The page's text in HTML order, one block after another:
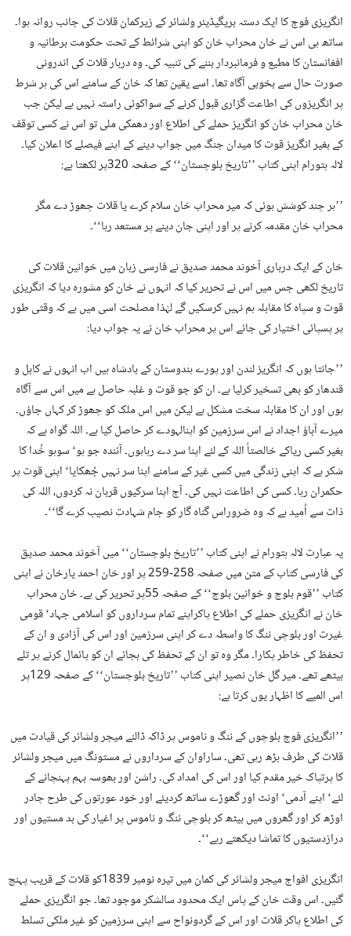
انگریزی فوج کا ایک دستہ بریگیڈیئر ولشائر کے زیرکمان قلات کی جانب روانہ ہوا۔
ساتھ ہی اس نے خان محراب خان کو اپنی شرائط کے تحت حکومت برطانیہ و
افغانستان کا مطیع و فرمانبردار بننے کی تنبیہ کی۔ وہ دربار قلات کی اندرونی
صورت حال سے بخوبی آگاہ تھا۔ اسے یقین تھا کہ خان کے سامنے اس کی ہر شرط
پر انگریزوں کی اطاعت گزاری قبول کرنے کے سواکوئی راستہ نہیں ہے لیکن جب
خان محراب خان کو انگریز حملے کی اطلاع اور دھمکی ملی تو اس نے کسی توقف
کے بغیر انگریز قوت کا میدان جنگ میں جواب دینے کے اپنے فیصلے کا اعلان کیا۔
لالہ ہتورام اپنی کتاب ’’تاریخ بلوچستان‘‘ کے صفحہ 320پر لکھتا ہے:
’’ہر چند کوشش ہوئی کہ میر محراب خان سلام کرے یا قلات چھوڑ دے مگر
محراب خان مقدمہ کرنے پر اور اپنی جان دینے پر مستعد رہا‘‘۔
خان کے ایک درباری آخوند محمد صدیق نے فارسی زبان میں خوانین قلات کی
تاریخ لکھی جس میں اس نے تحریر کیا کہ انہوں نے خان کو مشورہ دیا کہ انگریزی
قوت و سپاہ کا مقابلہ ہم نہیں کرسکیں گے لہٰذا مصلحت اسی میں ہے کہ وقتی طور
پر پسپائی اختیار کی جائے اس پر محراب خان نے یہ جواب دیا:
’’جانتا ہوں کہ انگریز لندن اور پورے ہندوستان کے بادشاہ ہیں اب انہوں نے کابل و
قندھار کو بھی تسخیر کرلیا ہے۔ ان کو جو قوت و غلبہ حاصل ہے میں اس سے آگاہ
ہوں اور ان کا مقابلہ سخت مشکل ہے لیکن میں اس ملک کو چھوڑ کر کہاں جاؤں۔
میرے آباؤ اجداد نے اس سرزمین کو اپنالہودے کر حاصل کیا ہے۔ اللہ گواہ ہے کہ
بغیر کسی ریاکے خالصتاً اللہ کے لئے اپنا سر دے رہاہوں۔ آئندہ جو ہو‘ سوہو خُدا کا
شکر ہے کہ اپنی زندگی میں کسی غیر کے سامنے اپنا سر نہیں جُھکایا‘ اپنی قوت پر
حکمران رہا۔ کسی کی اطاعت نہیں کی۔ آج اپنا سرکیوں قربان نہ کردوں، اللہ کی
ذات سے اُمید ہے کہ وہ ضروراس گناہ گار کو جام شہادت نصیب کرے گا‘‘۔
یہ عبارت لالہ ہتورام نے اپنی کتاب ’’تاریخ بلوچستان‘‘ میں آخوند محمد صدیق
کی فارسی کتاب کے متن میں صفحہ 258-259 پر اور خان احمد یارخان نے اپنی
کتاب ’’قوم بلوچ و خوانین بلوچ‘‘ کے صفحہ 55پر تحریر کی ہے۔ خان محراب
خان نے انگریزی حملے کی اطلاع پاکراپنے تمام سرداروں کو اسلامی جہاد‘ قومی
غیرت اور بلوچی ننگ کا واسطہ دے کر اپنی سرزمین اور اس کی آزادی و ان کے
تحفظ کی خاطر پکارا۔ مگر وہ تو ان کے تحفظ کی بجائے ان کو پائمال کرنے پر تلے
بیٹھے تھے۔ میر گل خان نصیر اپنی کتاب ’’تاریخ بلوچستان‘‘ کے صفحہ 129پر
اس المیے کا اظہار یوں کرتا ہے:
’’انگریزی فوج بلوچوں کے ننگ و ناموس پر ڈاکہ ڈالنے میجر ولشائر کی قیادت میں
قلات کی طرف بڑھ رہی تھی۔ ساراوان کے سرداروں نے مستونگ میں میجر ولشائر
کا پرتپاک خیر مقدم کیا اور اس کی امداد کی۔ راشن اور بھوسہ بہم پہنچانے کے
لئے‘ اپنے آدمی‘ اونٹ اور گھوڑے ساتھ کردیئے اور خود عورتوں کی طرح چادر
اوڑھ کر اور گھروں میں بیٹھ کر بلوچی ننگ و ناموس پر اغیار کی بد مستیوں اور
درازدستیوں کا تماشا دیکھتے رہے‘‘۔
انگریزی افواج میجر ولشائر کی کمان میں تیرہ نومبر 1839کو قلات کے قریب پہنچ
گئیں۔ اس وقت خان کے پاس ایک محدود سالشکر موجود تھا۔ جو انگریزی حملے
کی اطلاع پاکر قلات اور اس کے گردونواح سے اپنی سرزمین کو غیر ملکی تسلط